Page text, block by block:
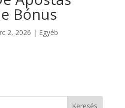
Bónus
2, 2026 | Egyéb